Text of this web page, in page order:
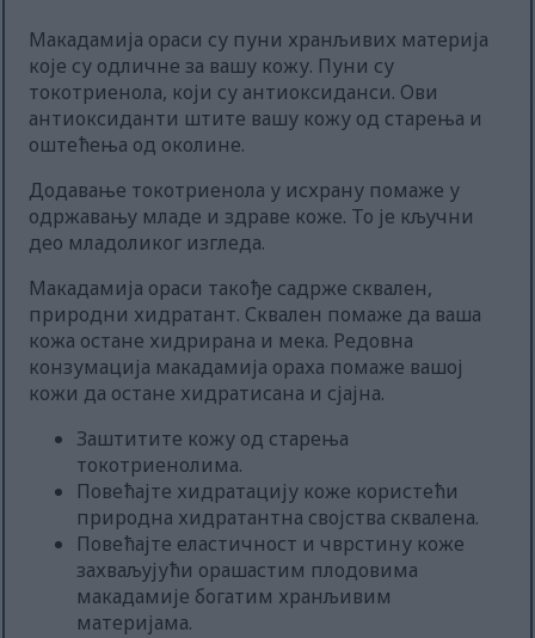
Макадамија ораси су пуни хранљивих материја
које су одличне за вашу кожу. Пуни су
токотриенола, који су антиоксиданси. Ови
антиоксиданти штите вашу кожу од старења и
оштећења од околине.
Додавање токотриенола у исхрану помаже у
одржавању младе и здраве коже. То је кључни
део младоликог изгледа.
Макадамија ораси такође садрже сквален,
природни хидратант. Сквален помаже да ваша
кожа остане хидрирана и мека. Редовна
конзумација макадамија ораха помаже вашој
кожи да остане хидратисана и сјајна.
Заштитите кожу од старења
токотриенолима.
Повећајте хидратацију коже користећи
природна хидратантна својства сквалена.
Повећајте еластичност и чврстину коже
захваљујући орашастим плодовима
макадамије богатим хранљивим
материјама.